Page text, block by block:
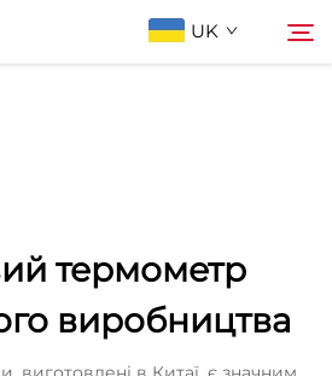
UK
термометр
виробництва